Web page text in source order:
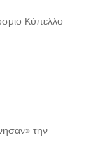
Κύπελλο
την